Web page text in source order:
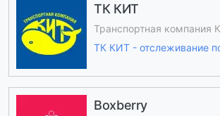
ТК КИТ
Транспортная компания
ТК КИТ - отслеживание
Boxberry